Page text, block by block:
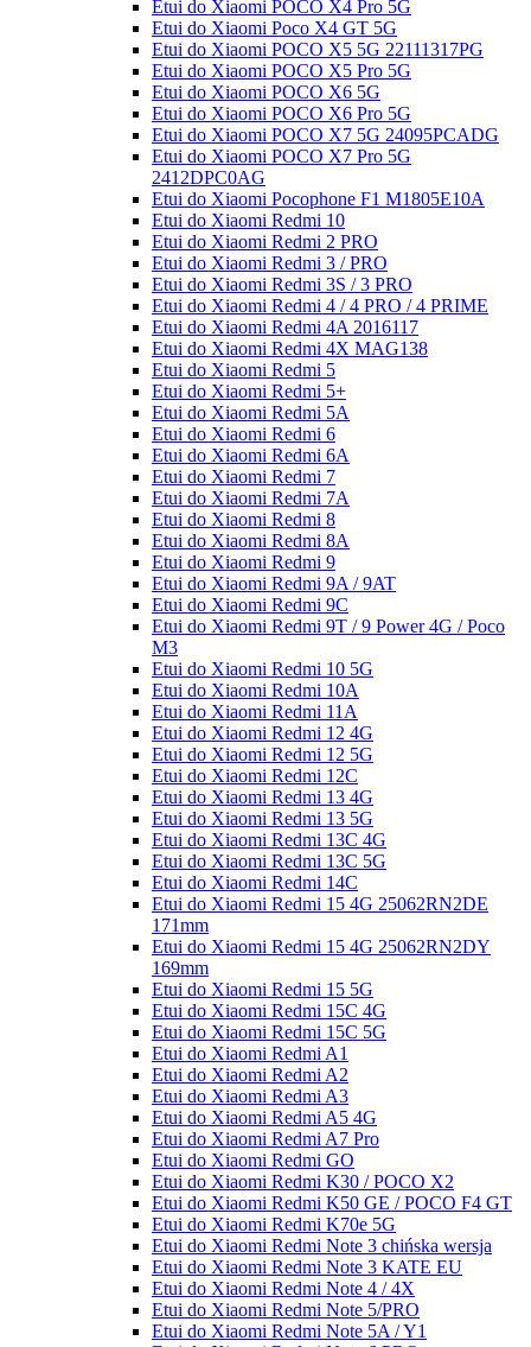
Etui do Xiaomi POCO X4 Pro 5G
Etui do Xiaomi Poco X4 GT 5G
Etui do Xiaomi POCO X5 5G 22111317PG
Etui do Xiaomi POCO X5 Pro 5G
Etui do Xiaomi POCO X6 5G
Etui do Xiaomi POCO X6 Pro 5G
Etui do Xiaomi POCO X7 5G 24095PCADG
Etui do Xiaomi POCO X7 Pro 5G
2412DPC0AG
Etui do Xiaomi Pocophone F1 M1805E10A
Etui do Xiaomi Redmi 10
Etui do Xiaomi Redmi 2 PRO
Etui do Xiaomi Redmi 3 / PRO
Etui do Xiaomi Redmi 3S / 3 PRO
Etui do Xiaomi Redmi 4 / 4 PRO / 4 PRIME
Etui do Xiaomi Redmi 4A 2016117
Etui do Xiaomi Redmi 4X MAG138
Etui do Xiaomi Redmi 5
Etui do Xiaomi Redmi 5+
Etui do Xiaomi Redmi 5A
Etui do Xiaomi Redmi 6
Etui do Xiaomi Redmi 6A
Etui do Xiaomi Redmi 7
Etui do Xiaomi Redmi 7A
Etui do Xiaomi Redmi 8
Etui do Xiaomi Redmi 8A
Etui do Xiaomi Redmi 9
Etui do Xiaomi Redmi 9A / 9AT
Etui do Xiaomi Redmi 9C
Etui do Xiaomi Redmi 9T / 9 Power 4G / Poco
M3
Etui do Xiaomi Redmi 10 5G
Etui do Xiaomi Redmi 10A
Etui do Xiaomi Redmi 11A
Etui do Xiaomi Redmi 12 4G
Etui do Xiaomi Redmi 12 5G
Etui do Xiaomi Redmi 12C
Etui do Xiaomi Redmi 13 4G
Etui do Xiaomi Redmi 13 5G
Etui do Xiaomi Redmi 13C 4G
Etui do Xiaomi Redmi 13C 5G
Etui do Xiaomi Redmi 14C
Etui do Xiaomi Redmi 15 4G 25062RN2DE
171mm
Etui do Xiaomi Redmi 15 4G 25062RN2DY
169mm
Etui do Xiaomi Redmi 15 5G
Etui do Xiaomi Redmi 15C 4G
Etui do Xiaomi Redmi 15C 5G
Etui do Xiaomi Redmi A1
Etui do Xiaomi Redmi A2
Etui do Xiaomi Redmi A3
Etui do Xiaomi Redmi A5 4G
Etui do Xiaomi Redmi A7 Pro
Etui do Xiaomi Redmi GO
Etui do Xiaomi Redmi K30 / POCO X2
Etui do Xiaomi Redmi K50 GE / POCO F4 GT
Etui do Xiaomi Redmi K70e 5G
Etui do Xiaomi Redmi Note 3 chińska wersja
Etui do Xiaomi Redmi Note 3 KATE EU
Etui do Xiaomi Redmi Note 4 / 4X
Etui do Xiaomi Redmi Note 5/PRO
Etui do Xiaomi Redmi Note 5A / Y1